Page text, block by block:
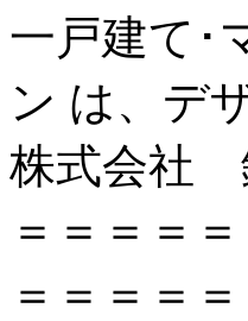
一戸建て
ン は、デ
株式会社
＝＝＝＝
＝＝＝＝